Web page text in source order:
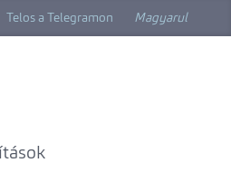
Telos a Telegramon Magyarul